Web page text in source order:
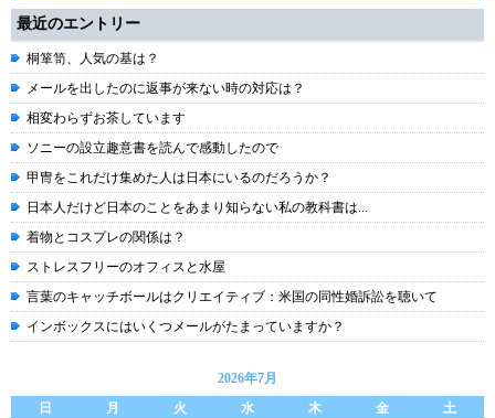
最近のエントリー
桐箪笥、人気の基は？
メールを出したのに返事が来ない時の対応は？
相変わらずお茶しています
ソニーの設立趣意書を読んで感動したので
甲冑をこれだけ集めた人は日本にいるのだろうか？
日本人だけど日本のことをあまり知らない私の教科書は...
着物とコスプレの関係は？
ストレスフリーのオフィスと水屋
言葉のキャッチボールはクリエイティブ：米国の同性婚訴訟を聴いて
インボックスにはいくつメールがたまっていますか？
2026年7月
日
月 火 水 木 金
土